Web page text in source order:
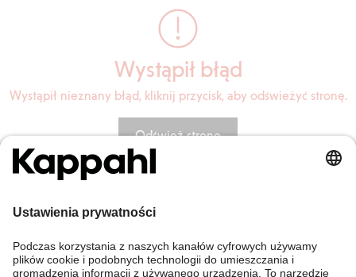
Wystąpił błąd
Wystąpił nieznany błąd, kliknij przycisk, aby odświeżyć stronę.
Odśwież stronę